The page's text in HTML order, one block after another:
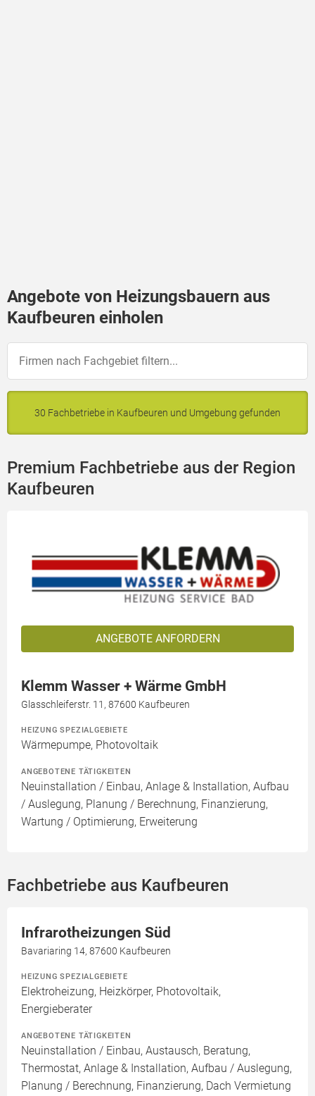
Angebote von Heizungsbauern aus
Kaufbeuren einholen
30 Fachbetriebe in Kaufbeuren und Umgebung gefunden
Premium Fachbetriebe aus der Region
Kaufbeuren
ANGEBOTE ANFORDERN
Klemm Wasser + Wärme GmbH
Glasschleiferstr. 11, 87600 Kaufbeuren
HEIZUNG SPEZIALGEBIETE
Wärmepumpe, Photovoltaik
ANGEBOTENE TÄTIGKEITEN
Neuinstallation / Einbau, Anlage & Installation, Aufbau
/ Auslegung, Planung / Berechnung, Finanzierung,
Wartung / Optimierung, Erweiterung
Fachbetriebe aus Kaufbeuren
Infrarotheizungen Süd
Bavariaring 14, 87600 Kaufbeuren
HEIZUNG SPEZIALGEBIETE
Elektroheizung, Heizkörper, Photovoltaik,
Energieberater
ANGEBOTENE TÄTIGKEITEN
Neuinstallation / Einbau, Austausch, Beratung,
Thermostat, Anlage & Installation, Aufbau / Auslegung,
Planung / Berechnung, Finanzierung, Dach Vermietung